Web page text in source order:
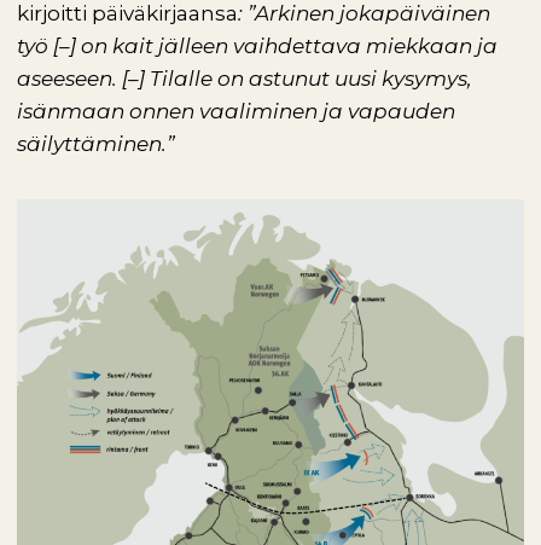
kirjoitti päiväkirjaansa: ”Arkinen jokapäiväinen
työ [–] on kait jälleen vaihdettava miekkaan ja
aseeseen. [–] Tilalle on astunut uusi kysymys,
isänmaan onnen vaaliminen ja vapauden
säilyttäminen.”